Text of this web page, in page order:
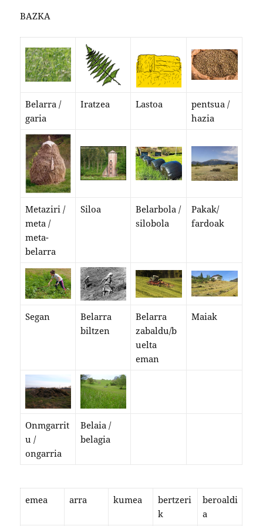
BAZKA
Belarra /
garia
Iratzea Lastoa
pentsua /
hazia
Metaziri /
meta /
meta-
belarra
Siloa
Belarbola /
silobola
Pakak/
fardoak
Segan
Belarra
biltzen
Belarra
zabaldu/b
uelta
eman
Maiak
Onmgarrit
u /
ongarria
Belaia /
belagia
emea arra kumea
bertzeri
k
beroaldi
a